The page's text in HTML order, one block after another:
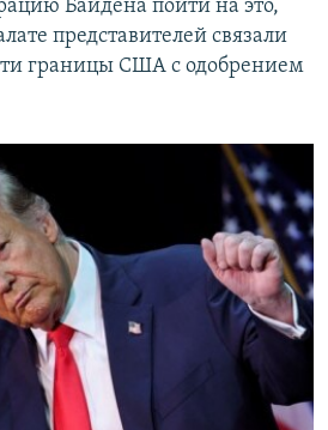
Байдена пойти на это,
представителей связали
границы США с одобрением